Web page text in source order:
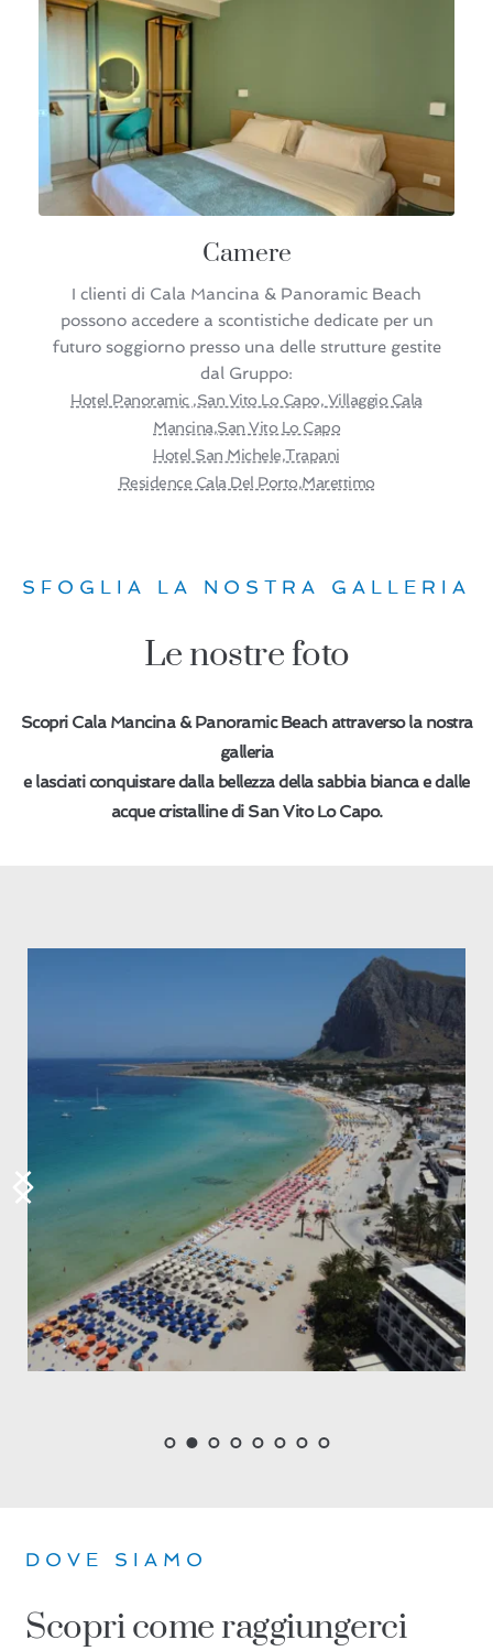
Camere
I clienti di Cala Mancina & Panoramic Beach
possono accedere a scontistiche dedicate per un
futuro soggiorno presso una delle strutture gestite
dal Gruppo:
Hotel Panoramic ,San Vito Lo Capo, Villaggio Cala
Mancina,San Vito Lo Capo
Hotel San Michele,Trapani
Residence Cala Del Porto,Marettimo
SFOGLIA LA NOSTRA GALLERIA
Le nostre foto
Scopri Cala Mancina & Panoramic Beach attraverso la nostra
galleria
e lasciati conquistare dalla bellezza della sabbia bianca e dalle
acque cristalline di San Vito Lo Capo.
DOVE SIAMO
Scopri come raggiungerci